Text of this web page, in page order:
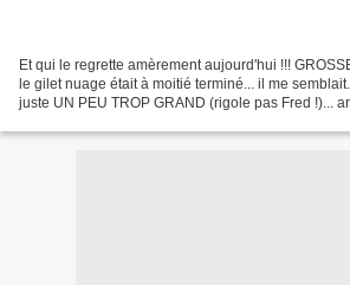
Et qui le regrette amèrement aujourd'hui !!!
le gilet nuage était à moitié terminé... il me
juste UN PEU TROP GRAND (rigole pas Fred !)...